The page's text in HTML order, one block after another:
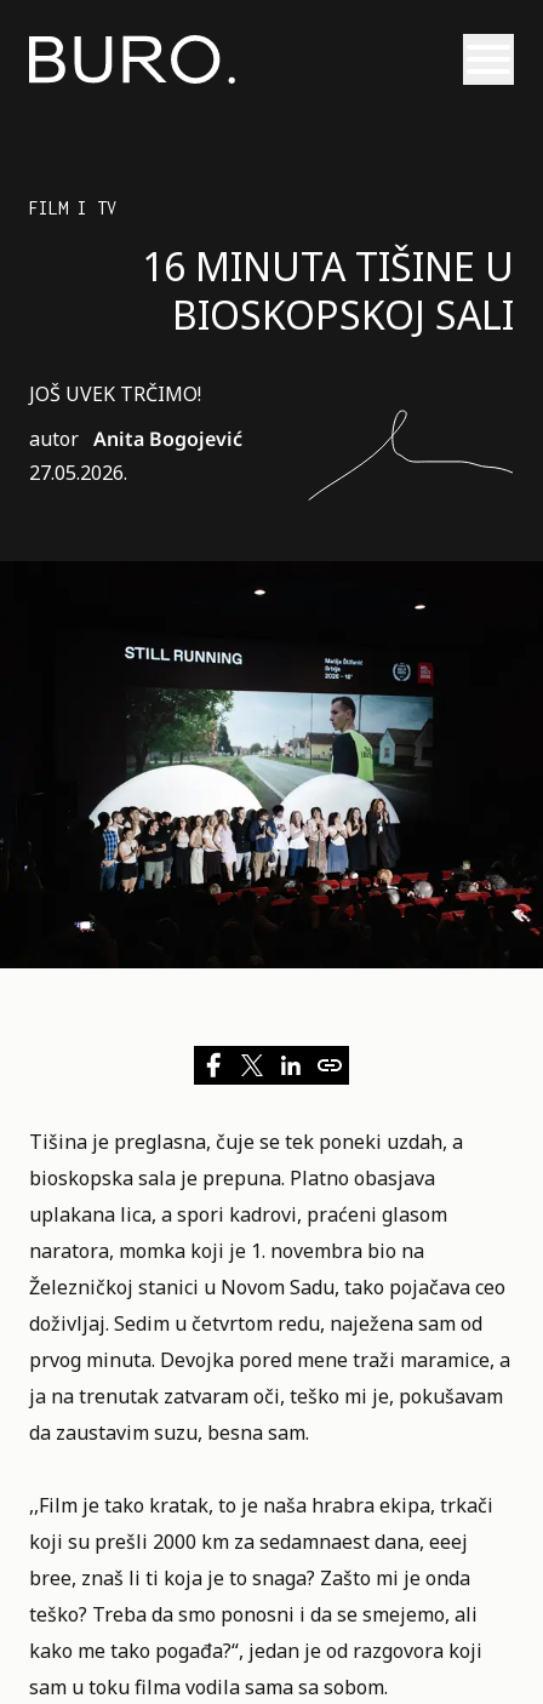
FILM I TV
16 MINUTA TIŠINE U
BIOSKOPSKOJ SALI
JOŠ UVEK TRČIMO!
autor Anita Bogojević
27.05.2026.
Tišina je preglasna, čuje se tek poneki uzdah, a
bioskopska sala je prepuna. Platno obasjava
uplakana lica, a spori kadrovi, praćeni glasom
naratora, momka koji je 1. novembra bio na
Železničkoj stanici u Novom Sadu, tako pojačava ceo
doživljaj. Sedim u četvrtom redu, naježena sam od
prvog minuta. Devojka pored mene traži maramice, a
ja na trenutak zatvaram oči, teško mi je, pokušavam
da zaustavim suzu, besna sam.
,,Film je tako kratak, to je naša hrabra ekipa, trkači
koji su prešli 2000 km za sedamnaest dana, eeej
bree, znaš li ti koja je to snaga? Zašto mi je onda
teško? Treba da smo ponosni i da se smejemo, ali
kako me tako pogađa?“, jedan je od razgovora koji
sam u toku filma vodila sama sa sobom.